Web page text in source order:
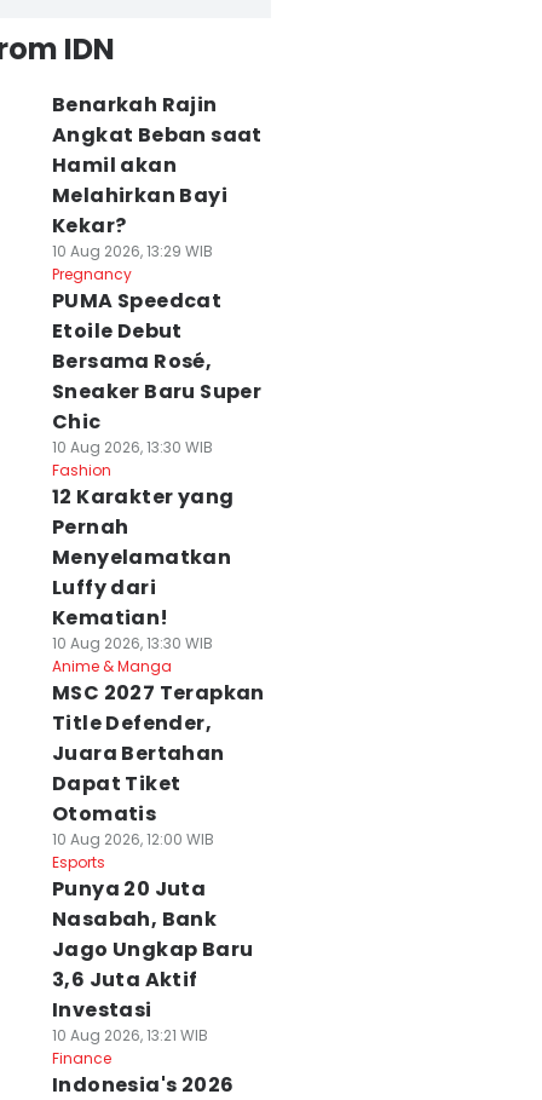
IDN
Benarkah Rajin
Angkat Beban saat
Hamil akan
Melahirkan Bayi
Kekar?
10 Aug 2026, 13:29 WIB
Pregnancy
PUMA Speedcat
Etoile Debut
Bersama Rosé,
Sneaker Baru Super
Chic
10 Aug 2026, 13:30 WIB
Fashion
12 Karakter yang
Pernah
Menyelamatkan
Luffy dari
Kematian!
10 Aug 2026, 13:30 WIB
Anime & Manga
MSC 2027 Terapkan
Title Defender,
Juara Bertahan
Dapat Tiket
Otomatis
10 Aug 2026, 12:00 WIB
Esports
Punya 20 Juta
Nasabah, Bank
Jago Ungkap Baru
3,6 Juta Aktif
Investasi
10 Aug 2026, 13:21 WIB
Finance
Indonesia's 2026